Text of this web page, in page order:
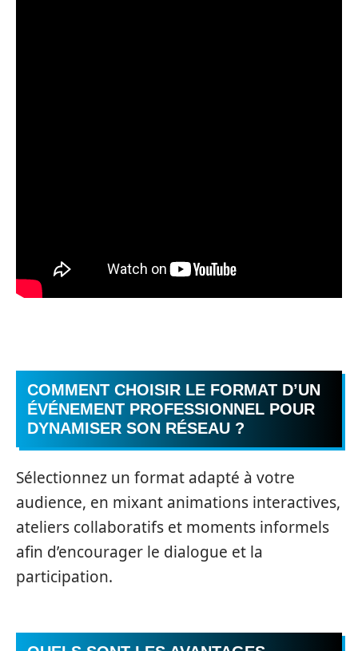
COMMENT CHOISIR LE FORMAT D’UN
ÉVÉNEMENT PROFESSIONNEL POUR
DYNAMISER SON RÉSEAU ?
Sélectionnez un format adapté à votre
audience, en mixant animations interactives,
ateliers collaboratifs et moments informels
afin d’encourager le dialogue et la
participation.